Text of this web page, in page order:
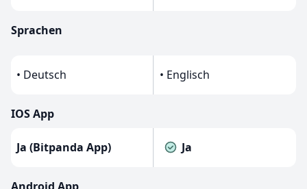
Sprachen
• Deutsch • Englisch
IOS App
Ja (Bitpanda App) Ja